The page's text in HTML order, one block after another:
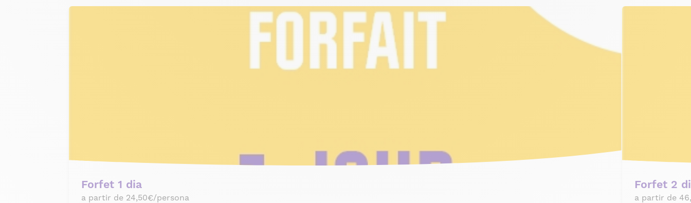
Forfet 1 dia
a partir de 24,50€/persona
Forfet 2
a partir de